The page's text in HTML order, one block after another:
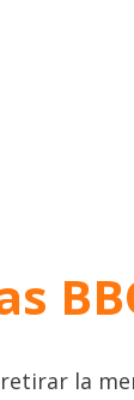
la